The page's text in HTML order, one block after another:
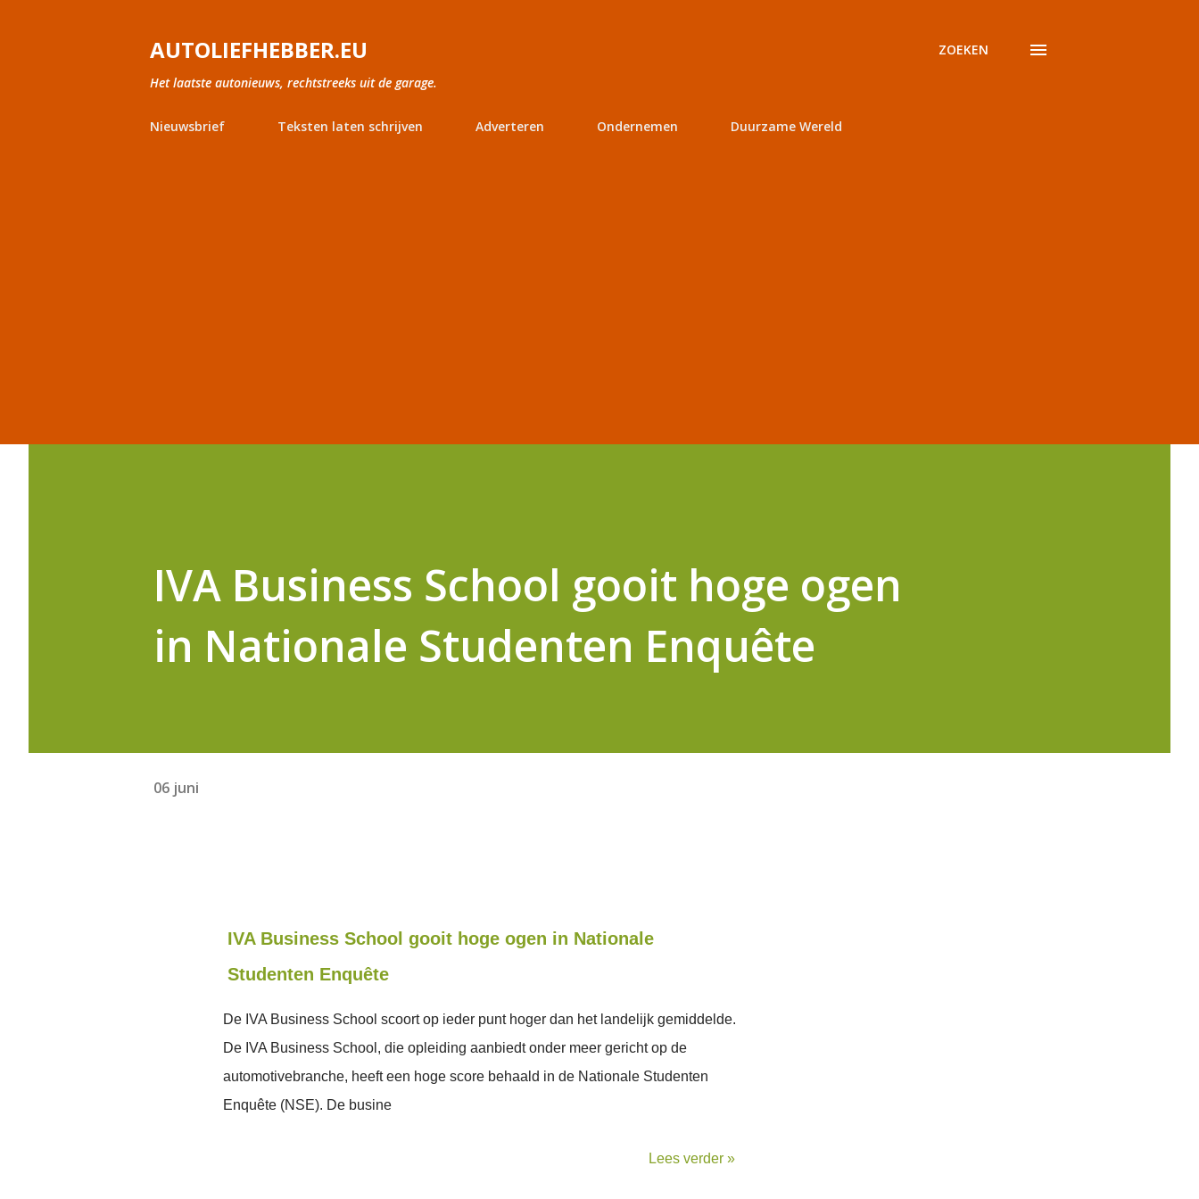
AUTOLIEFHEBBER.EU
Het laatste autonieuws, rechtstreeks uit de garage.
ZOEKEN
Nieuwsbrief Teksten laten schrijven Adverteren Ondernemen Duurzame Wereld
IVA Business School gooit hoge ogen
in Nationale Studenten Enquête
06 juni
IVA Business School gooit hoge ogen in Nationale
Studenten Enquête
De IVA Business School scoort op ieder punt hoger dan het landelijk gemiddelde.
De IVA Business School, die opleiding aanbiedt onder meer gericht op de
automotivebranche, heeft een hoge score behaald in de Nationale Studenten
Enquête (NSE). De busine
Lees verder »